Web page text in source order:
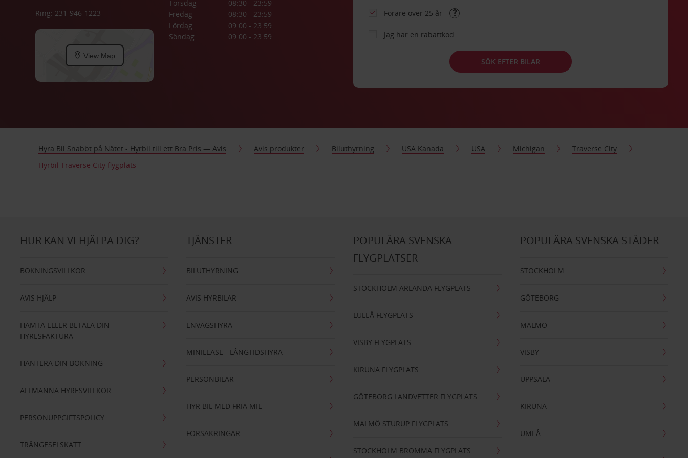
Ring: 231-946-1223
View Map
Torsdag
08:30 - 23:59
Fredag
08:30 - 23:59
Lördag
09:00 - 23:59
Söndag
09:00 - 23:59
Förare över 25 år
Jag har en rabattkod
SÖK EFTER BILAR
Hyra Bil Snabbt på Nätet - Hyrbil till ett Bra Pris — Avis Avis produkter Biluthyrning USA Kanada USA Michigan
Traverse City
Hyrbil Traverse City flygplats
HUR KAN VI HJÄLPA DIG?
BOKNINGSVILLKOR
AVIS HJÄLP
HÄMTA ELLER BETALA DIN
HYRESFAKTURA
HANTERA DIN BOKNING
ALLMÄNNA HYRESVILLKOR
PERSONUPPGIFTSPOLICY
TRÄNGESELSKATT
TJÄNSTER
BILUTHYRNING
AVIS HYRBILAR
ENVÄGSHYRA
MINILEASE - LÅNGTIDSHYRA
PERSONBILAR
HYR BIL MED FRIA MIL
FÖRSÄKRINGAR
POPULÄRA SVENSKA
FLYGPLATSER
STOCKHOLM ARLANDA FLYGPLATS
LULEÅ FLYGPLATS
VISBY FLYGPLATS
KIRUNA FLYGPLATS
GÖTEBORG LANDVETTER FLYGPLATS
MALMÖ STURUP FLYGPLATS
STOCKHOLM BROMMA FLYGPLATS
POPULÄRA SVENSKA STÄDER
STOCKHOLM
GÖTEBORG
MALMÖ
VISBY
UPPSALA
KIRUNA
UMEÅ